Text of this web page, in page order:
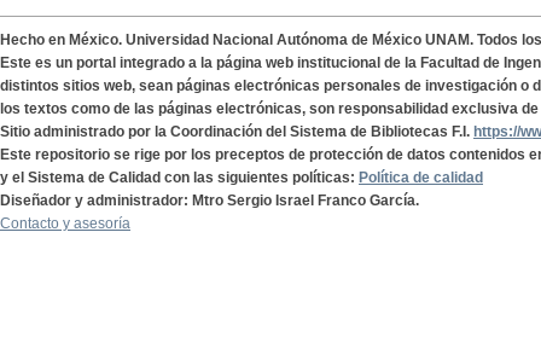
Hecho en México. Universidad Nacional Autónoma de México UNAM. Todos
Este es un portal integrado a la página web institucional de la Facultad de
distintos sitios web, sean páginas electrónicas personales de investigación o
los textos como de las páginas electrónicas, son responsabilidad exclusiva
Sitio administrado por la Coordinación del Sistema de Bibliotecas F.I. https://
Este repositorio se rige por los preceptos de protección de datos contenidos
y el Sistema de Calidad con las siguientes políticas: Política de calidad
Diseñador y administrador: Mtro Sergio Israel Franco García.
Contacto y asesoría